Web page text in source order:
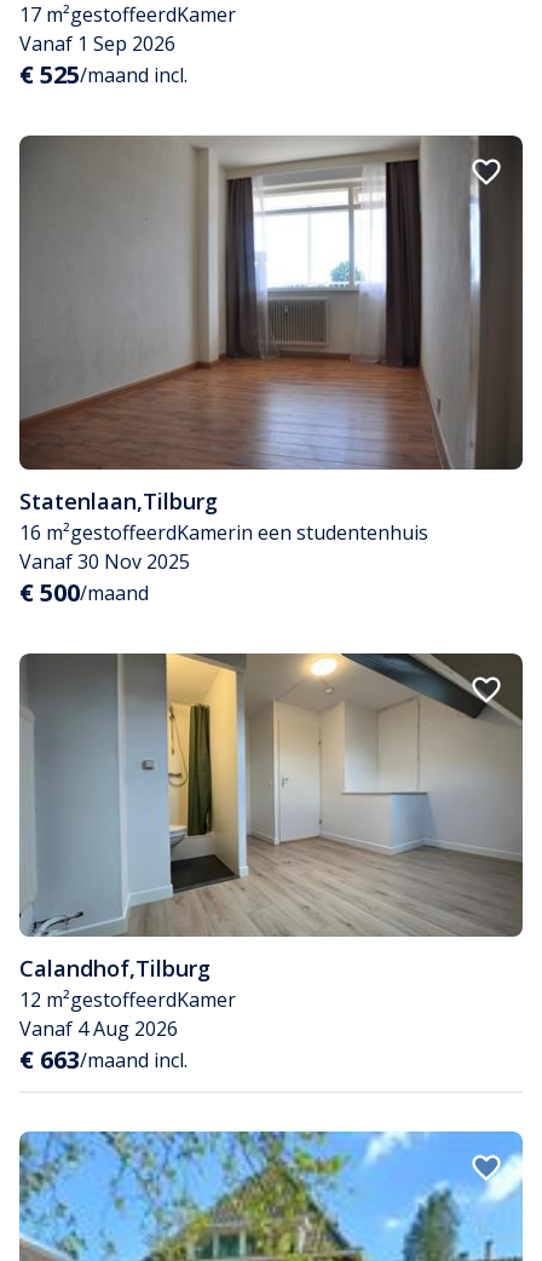
17 m²gestoffeerdKamer
Vanaf 1 Sep 2026
€ 525/maand incl.
Statenlaan,Tilburg
16 m²gestoffeerdKamerin een studentenhuis
Vanaf 30 Nov 2025
€ 500/maand
Calandhof,Tilburg
12 m²gestoffeerdKamer
Vanaf 4 Aug 2026
€ 663/maand incl.